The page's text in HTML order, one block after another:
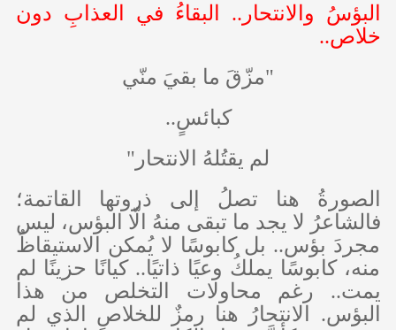
البؤسُ والانتحار.. البقاءُ في العذابِ دون
خلاص..
"مزّقَ ما بقيَ منّي
كبائسٍ..
لم يقتُلهُ الانتحار"
الصورةُ هنا تصلُ إلى ذروتها القاتمة؛
فالشاعرُ لا يجد ما تبقى منهُ الّا البؤس، ليس
مجردَ بؤس.. بل كابوسًا لا يُمكن الاستيقاظُ
منه، كابوسًا يملكُ وعيًا ذاتيًا.. كيانًا حزينًا لم
يمت.. رغم محاولات التخلص من هذا
البؤس. الانتحارُ هنا رمزٌ للخلاصِ الذي لم